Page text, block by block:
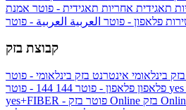
תאגידית אחריות תאגידית - פוטר אמנת
פלאפון - פוטר العربية العربية - פוטר
קבוצת בזק
בינלאומי אינטרנט בזק בינלאומי - פוטר
פלאפון פלאפון - פוטר 144 yes
yes+FIBER - פוטר בזק Online